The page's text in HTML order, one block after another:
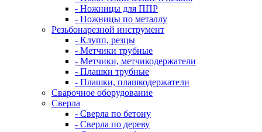
- Ножницы для ППР
- Ножницы по металлу
Резьбонарезной инструмент
- Клупп, резцы
- Метчики трубные
- Метчики, метчикодержатели
- Плашки трубные
- Плашки, плашкодержатели
Сварочное оборудование
Сверла
- Сверла по бетону
- Сверла по дереву